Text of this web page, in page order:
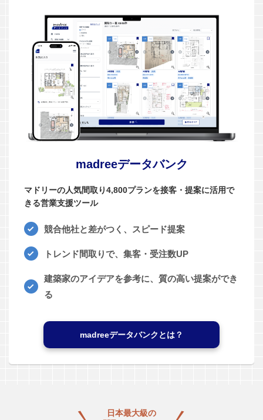
madreeデータバンク
マドリーの人気間取り4,800プランを接客・提案に活用で
きる営業支援ツール
競合他社と差がつく、スピード提案
トレンド間取りで、集客・受注数UP
建築家のアイデアを参考に、質の高い提案ができ
る
madreeデータバンクとは？
日本最大級の